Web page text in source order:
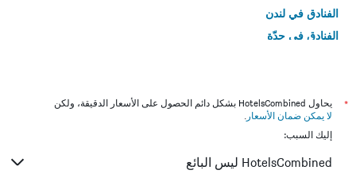
الفنادق في لندن
الفنادق في جدّة
*
يحاول HotelsCombined بشكل دائم الحصول على الأسعار الدقيقة، ولكن
لا يمكن ضمان الأسعار .
إليك السبب:
HotelsCombined ليس البائع